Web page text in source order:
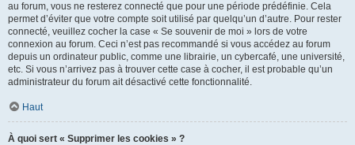
au forum, vous ne resterez connecté que pour une période prédéfinie. Cela
permet d’éviter que votre compte soit utilisé par quelqu’un d’autre. Pour rester
connecté, veuillez cocher la case « Se souvenir de moi » lors de votre
connexion au forum. Ceci n’est pas recommandé si vous accédez au forum
depuis un ordinateur public, comme une librairie, un cybercafé, une université,
etc. Si vous n’arrivez pas à trouver cette case à cocher, il est probable qu’un
administrateur du forum ait désactivé cette fonctionnalité.
Haut
À quoi sert « Supprimer les cookies » ?